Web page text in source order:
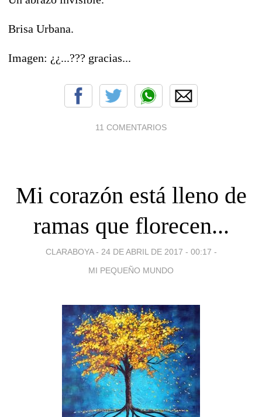
Brisa Urbana.
Imagen: ¿¿...??? gracias...
11 COMENTARIOS
Mi corazón está lleno de
ramas que florecen...
CLARABOYA - 24 DE ABRIL DE 2017 - 00:17 -
MI PEQUEÑO MUNDO